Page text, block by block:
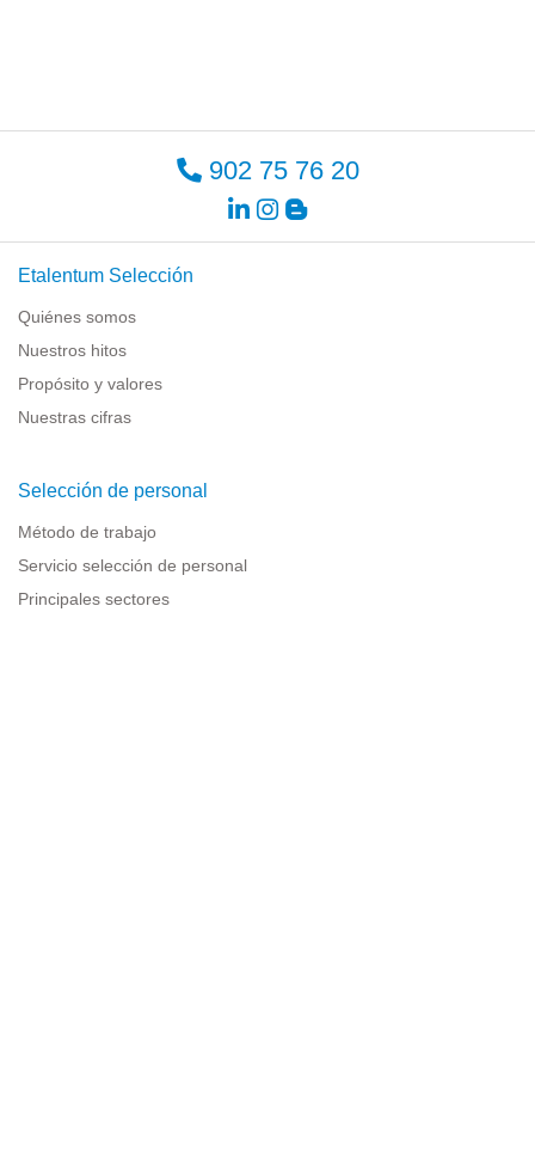
902 75 76 20
Etalentum Selección
Quiénes somos
Nuestros hitos
Propósito y valores
Nuestras cifras
Selección de personal
Método de trabajo
Servicio selección de personal
Principales sectores